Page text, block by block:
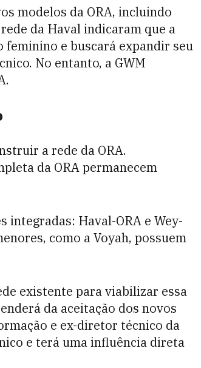
modelos da ORA, incluindo
da Haval indicaram que a
e buscará expandir seu
No entanto, a GWM
a rede da ORA.
da ORA permanecem
integradas: Haval-ORA e Wey-
como a Voyah, possuem
existente para viabilizar essa
da aceitação dos novos
e ex-diretor técnico da
e terá uma influência direta